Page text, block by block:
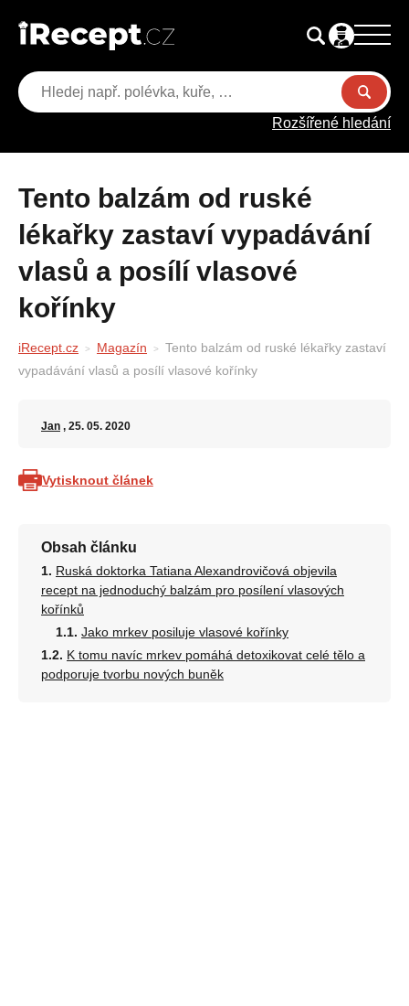
Rozšířené hledání
Tento balzám od ruské
lékařky zastaví vypadávání
vlasů a posílí vlasové
kořínky
iRecept.cz Magazín
Tento balzám od ruské lékařky zastaví
vypadávání vlasů a posílí vlasové kořínky
Jan , 25. 05. 2020
Vytisknout článek
Obsah článku
Ruská doktorka Tatiana Alexandrovičová objevila
recept na jednoduchý balzám pro posílení vlasových
kořínků
Jako mrkev posiluje vlasové kořínky
K tomu navíc mrkev pomáhá detoxikovat celé tělo a
podporuje tvorbu nových buněk